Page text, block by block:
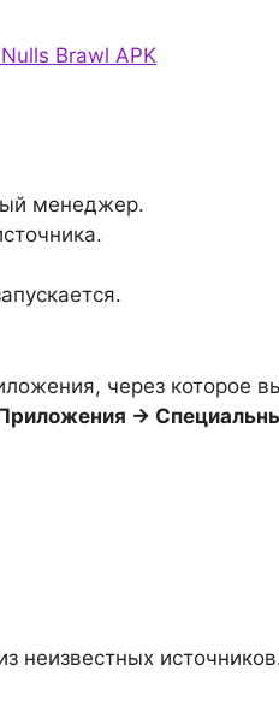
Brawl APK
менеджер.
через которое
→
неизвестных